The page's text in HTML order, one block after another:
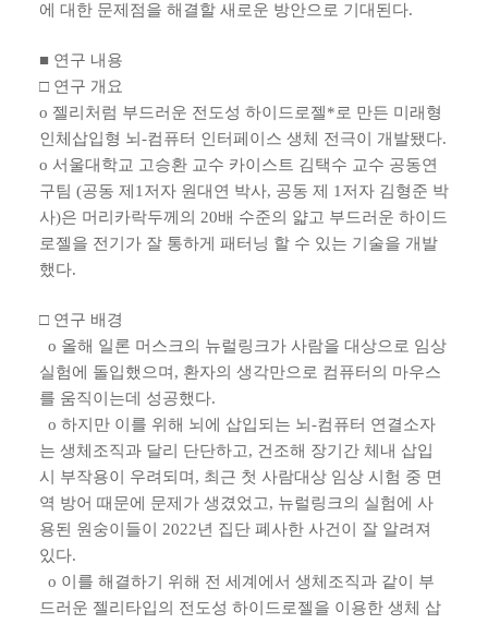
에 대한 문제점을 해결할 새로운 방안으로 기대된다.
■ 연구 내용
□ 연구 개요
o 젤리처럼 부드러운 전도성 하이드로젤*로 만든 미래형
인체삽입형 뇌-컴퓨터 인터페이스 생체 전극이 개발됐다.
o 서울대학교 고승환 교수 카이스트 김택수 교수 공동연
구팀 (공동 제1저자 원대연 박사, 공동 제 1저자 김형준 박
사)은 머리카락두께의 20배 수준의 얇고 부드러운 하이드
로젤을 전기가 잘 통하게 패터닝 할 수 있는 기술을 개발
했다.
□ 연구 배경
o 올해 일론 머스크의 뉴럴링크가 사람을 대상으로 임상
실험에 돌입했으며, 환자의 생각만으로 컴퓨터의 마우스
를 움직이는데 성공했다.
o 하지만 이를 위해 뇌에 삽입되는 뇌-컴퓨터 연결소자
는 생체조직과 달리 단단하고, 건조해 장기간 체내 삽입
시 부작용이 우려되며, 최근 첫 사람대상 임상 시험 중 면
역 방어 때문에 문제가 생겼었고, 뉴럴링크의 실험에 사
용된 원숭이들이 2022년 집단 폐사한 사건이 잘 알려져
있다.
o 이를 해결하기 위해 전 세계에서 생체조직과 같이 부
드러운 젤리타입의 전도성 하이드로젤을 이용한 생체 삽